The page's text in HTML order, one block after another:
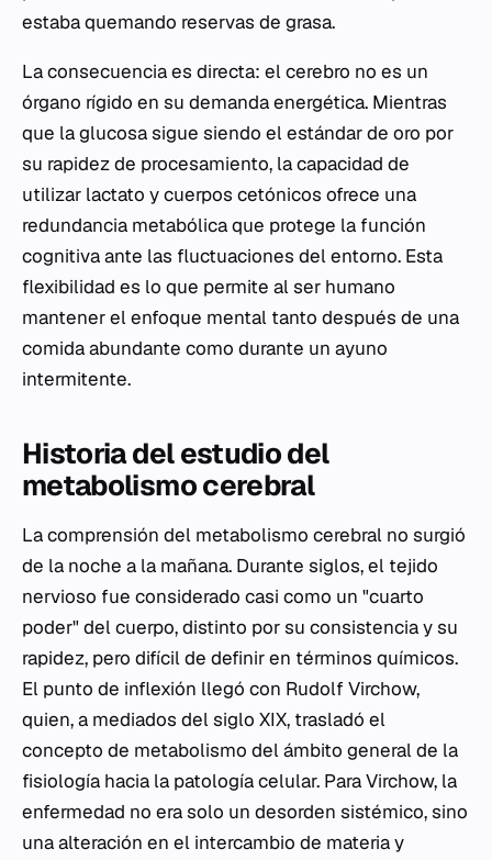
estaba quemando reservas de grasa.
La consecuencia es directa: el cerebro no es un
órgano rígido en su demanda energética. Mientras
que la glucosa sigue siendo el estándar de oro por
su rapidez de procesamiento, la capacidad de
utilizar lactato y cuerpos cetónicos ofrece una
redundancia metabólica que protege la función
cognitiva ante las fluctuaciones del entorno. Esta
flexibilidad es lo que permite al ser humano
mantener el enfoque mental tanto después de una
comida abundante como durante un ayuno
intermitente.
Historia del estudio del
metabolismo cerebral
La comprensión del metabolismo cerebral no surgió
de la noche a la mañana. Durante siglos, el tejido
nervioso fue considerado casi como un "cuarto
poder" del cuerpo, distinto por su consistencia y su
rapidez, pero difícil de definir en términos químicos.
El punto de inflexión llegó con Rudolf Virchow,
quien, a mediados del siglo XIX, trasladó el
concepto de metabolismo del ámbito general de la
fisiología hacia la patología celular. Para Virchow, la
enfermedad no era solo un desorden sistémico, sino
una alteración en el intercambio de materia y